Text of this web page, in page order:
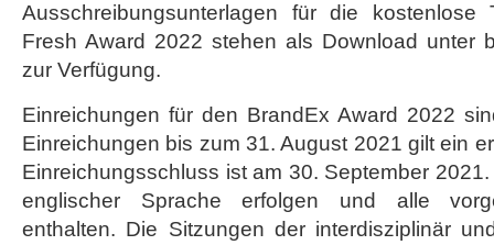
Ausschreibungsunterlagen für die kostenlose
Fresh Award 2022 stehen als Download unter
zur Verfügung.
Einreichungen für den BrandEx Award 2022
Einreichungen bis zum 31. August 2021 gilt ein
Einreichungsschluss ist am 30. September
englischer Sprache erfolgen und alle
enthalten. Die Sitzungen der interdisziplinär